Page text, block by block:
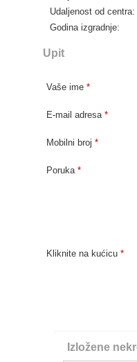
Udaljenost od centra:
Godina izgradnje:
Upit
Vaše ime *
E-mail adresa *
Mobilni broj *
Poruka *
Kliknite na kućicu *
Izložene